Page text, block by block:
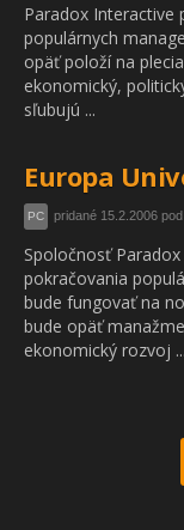
Paradox Interactive
populárnych
opäť položí na
ekonomický,
sľubujú ...
Europa
PC pridané 15.2.2006
Spoločnosť
pokračovania
bude fungovať na
bude opäť
ekonomický rozvoj ...